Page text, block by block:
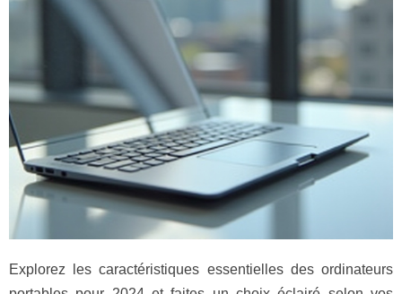
Explorez les caractéristiques essentielles des ordinateurs